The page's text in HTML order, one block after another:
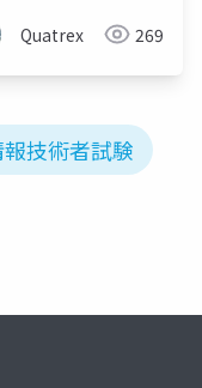
Quatrex 269
技術者試験